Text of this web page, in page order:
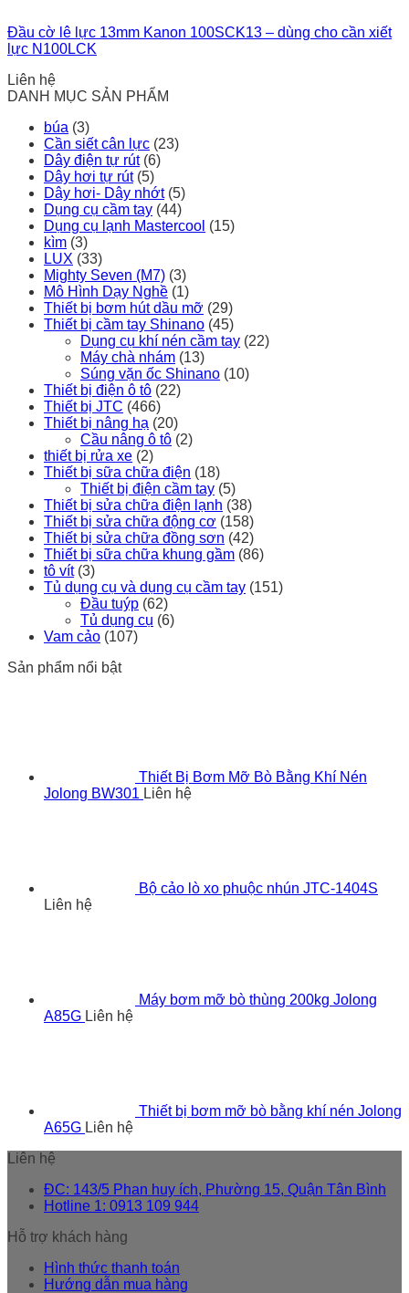
Đầu cờ lê lực 13mm Kanon 100SCK13 – dùng cho cần xiết
lực N100LCK
Liên hệ
DANH MỤC SẢN PHẨM
búa (3)
Cần siết cân lực (23)
Dây điện tự rút (6)
Dây hơi tự rút (5)
Dây hơi- Dây nhớt (5)
Dụng cụ cầm tay (44)
Dụng cụ lạnh Mastercool (15)
kìm (3)
LUX (33)
Mighty Seven (M7) (3)
Mô Hình Dạy Nghề (1)
Thiết bị bơm hút dầu mỡ (29)
Thiết bị cầm tay Shinano (45)
Dụng cụ khí nén cầm tay (22)
Máy chà nhám (13)
Súng vặn ốc Shinano (10)
Thiết bị điện ô tô (22)
Thiết bị JTC (466)
Thiết bị nâng hạ (20)
Cầu nâng ô tô (2)
thiết bị rửa xe (2)
Thiết bị sữa chữa điện (18)
Thiết bị điện cầm tay (5)
Thiết bị sửa chữa điện lạnh (38)
Thiết bị sửa chữa động cơ (158)
Thiết bị sửa chữa đồng sơn (42)
Thiết bị sữa chữa khung gầm (86)
tô vít (3)
Tủ dụng cụ và dụng cụ cầm tay (151)
Đầu tuýp (62)
Tủ dụng cụ (6)
Vam cảo (107)
Sản phẩm nổi bật
Thiết Bị Bơm Mỡ Bò Bằng Khí Nén
Jolong BW301 Liên hệ
Bộ cảo lò xo phuộc nhún JTC-1404S
Liên hệ
Máy bơm mỡ bò thùng 200kg Jolong
A85G Liên hệ
Thiết bị bơm mỡ bò bằng khí nén Jolong
A65G Liên hệ
Liên hệ
ĐC: 143/5 Phan huy ích, Phường 15, Quận Tân Bình
Hotline 1: 0913 109 944
Hỗ trợ khách hàng
Hình thức thanh toán
Hướng dẫn mua hàng